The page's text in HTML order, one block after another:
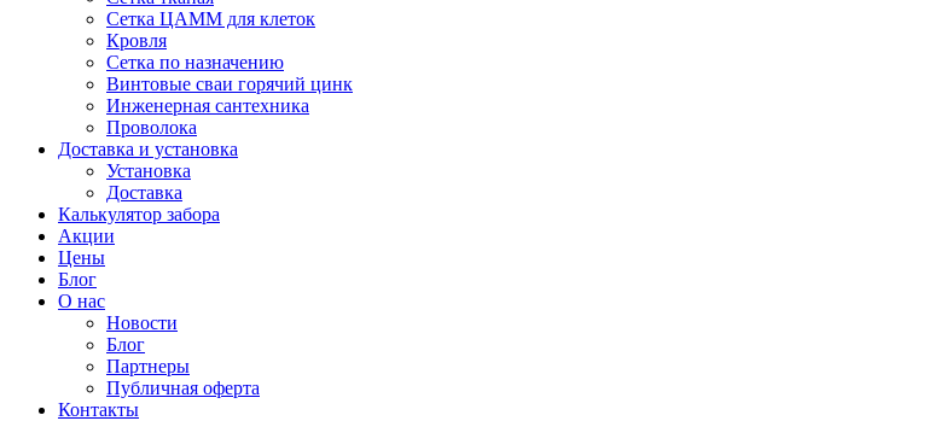
Сетка ЦАММ для клеток
Кровля
Сетка по назначению
Винтовые сваи горячий цинк
Инженерная сантехника
Проволока
Доставка и установка
Установка
Доставка
Калькулятор забора
Акции
Цены
Блог
О нас
Новости
Блог
Партнеры
Публичная оферта
Контакты